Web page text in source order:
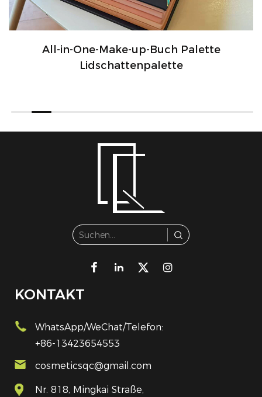
All-in-One-Make-up-Buch Palette
Lidschattenpalette
KONTAKT
WhatsApp/WeChat/Telefon:
+86-13423654553
cosmeticsqc@gmail.com
Nr. 818, Mingkai Straße,